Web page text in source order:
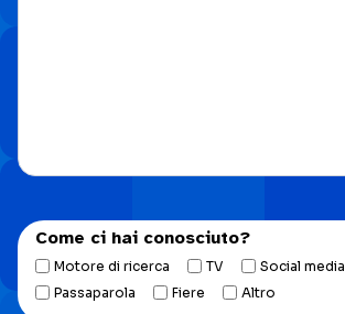
Come ci hai conosciuto?
Motore di ricerca TV Social media
Passaparola
Fiere Altro